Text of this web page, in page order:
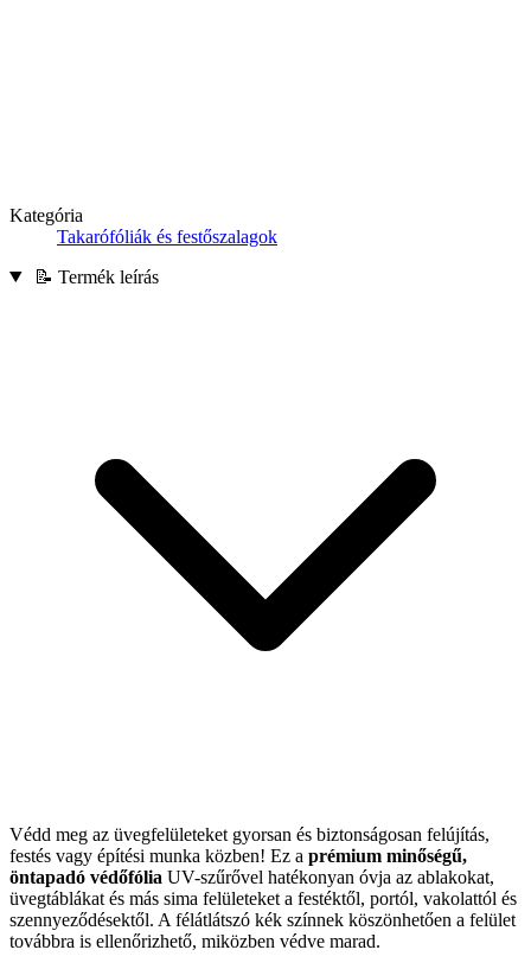
Kategória
Takarófóliák és festőszalagok
📝 Termék leírás
Védd meg az üvegfelületeket gyorsan és biztonságosan felújítás,
festés vagy építési munka közben! Ez a prémium minőségű,
öntapadó védőfólia UV-szűrővel hatékonyan óvja az ablakokat,
üvegtáblákat és más sima felületeket a festéktől, portól, vakolattól és
szennyeződésektől. A félátlátszó kék színnek köszönhetően a felület
továbbra is ellenőrizhető, miközben védve marad.